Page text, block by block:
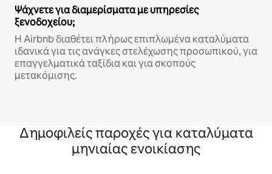
Ψάχνετε για διαμερίσματα με υπηρεσίες
ξενοδοχείου;
Η Airbnb διαθέτει πλήρως επιπλωμένα καταλύματα
ιδανικά για τις ανάγκες στελέχωσης προσωπικού, για
επαγγελματικά ταξίδια και για σκοπούς
μετακόμισης.
Δημοφιλείς παροχές για καταλύματα
μηνιαίας ενοικίασης